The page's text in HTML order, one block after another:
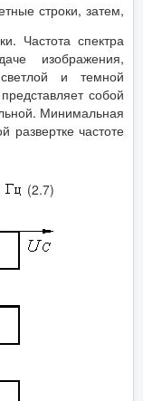
строки, затем,
Частота спектра
изображения,
и темной
собой
Минимальная
развертке частоте
(2.7)